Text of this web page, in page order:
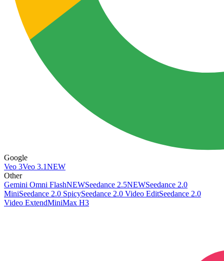
Google
Veo 3Veo 3.1NEW
Other
Gemini Omni FlashNEWSeedance 2.5NEWSeedance 2.0
MiniSeedance 2.0 SpicySeedance 2.0 Video EditSeedance 2.0
Video ExtendMiniMax H3